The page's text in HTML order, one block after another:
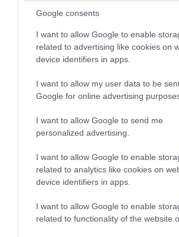
Google consents
I want to allow Google to enable
related to advertising like cookies on
device identifiers in apps.
I want to allow my user data to be
Google for online advertising
I want to allow Google to send me
personalized advertising.
I want to allow Google to enable
related to analytics like cookies on
device identifiers in apps.
I want to allow Google to enable
related to functionality of the website
04.08.2026 | 15:02
Αυτή την ώρα το τελευταίο
υπουργό Ι.Βαρβιτσιώτη (φωτο)